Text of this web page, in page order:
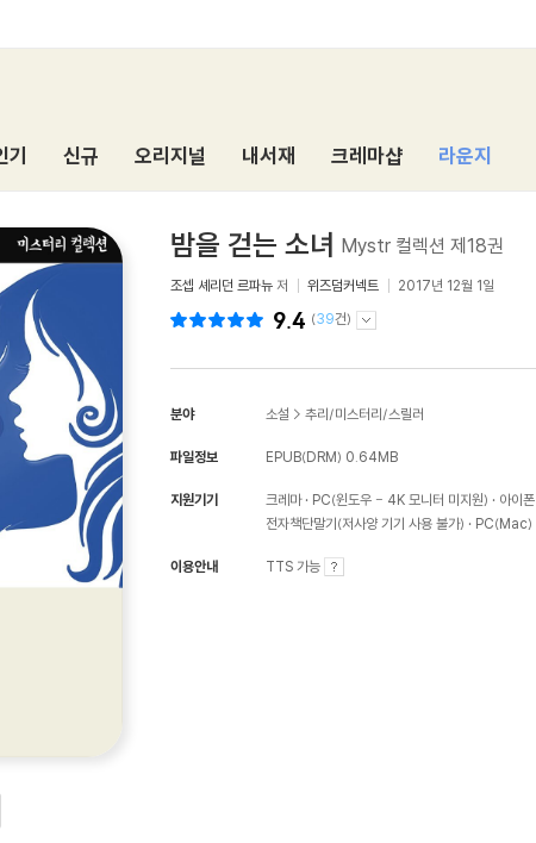
기 신규 오리지널 내서재 크레마샵 라운지
밤을 걷는 소녀 Mystr 컬렉션 제18권
조셉 셰리던 르파뉴 저 위즈덤커넥트 2017년 12월 1일
9.4 (39건)
분야 소설 > 추리/미스터리/스릴러
파일정보 EPUB(DRM) 0.64MB
지원기기 크레마 PC(윈도우 - 4K 모니터 미지원) 아이폰
전자책단말기(저사양 기기 사용 불가)
PC(Mac)
이용안내 TTS 가능